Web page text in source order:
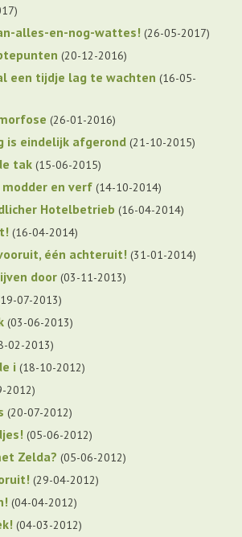
alles-en-nog-wattes! 26-05-2017
20-12-2016
een tijdje lag te wachten 16-05-
26-01-2016
is eindelijk afgerond 21-10-2015
tak 15-06-2015
en verf 14-10-2014
Hotelbetrieb 16-04-2014
16-04-2014
één achteruit! 31-01-2014
door 03-11-2013
19-07-2013
03-06-2013
02-2013
i 18-10-2012
2012
20-07-2012
05-06-2012
Zelda? 05-06-2012
29-04-2012
04-04-2012
04-03-2012